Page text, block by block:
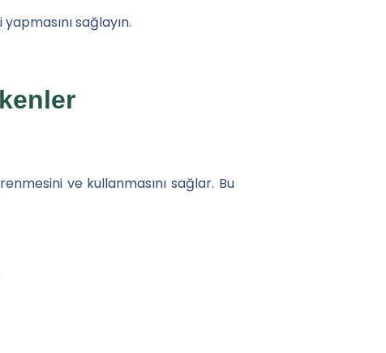
sağlayın.
ve kullanmasını sağlar. Bu